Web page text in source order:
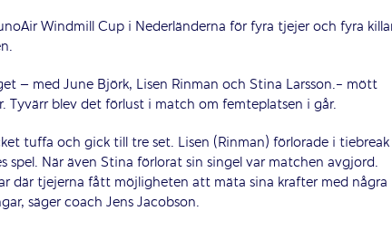
Windmill Cup i Nederländerna för fyra tjejer och fyra
– med June Björk, Lisen Rinman och Stina Larsson.- mött
blev det förlust i match om femteplatsen i går.
tuffa och gick till tre set. Lisen (Rinman) förlorade i tiebreak
spel. När även Stina förlorat sin singel var matchen avgjord.
där tjejerna fått möjligheten att mäta sina krafter med några
säger coach Jens Jacobson.